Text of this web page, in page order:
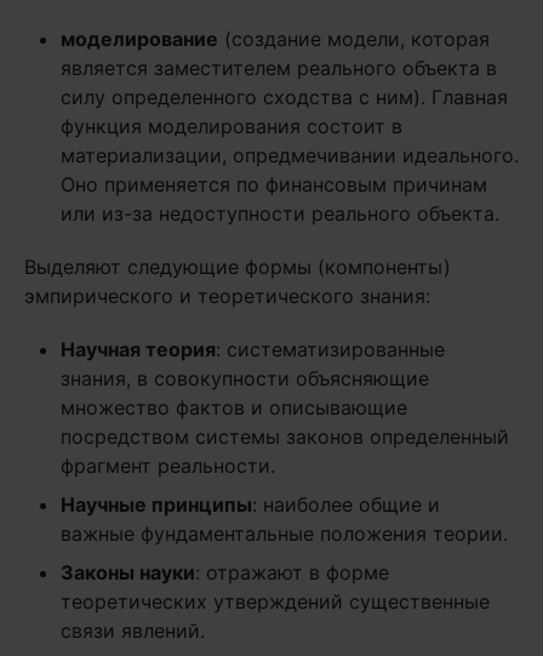
моделирование (создание модели, которая
является заместителем реального объекта в
силу определенного сходства с ним). Главная
функция моделирования состоит в
материализации, опредмечивании идеального.
Оно применяется по финансовым причинам
или из-за недоступности реального объекта.
Выделяют следующие формы (компоненты)
эмпирического и теоретического знания:
Научная теория: систематизированные
знания, в совокупности объясняющие
множество фактов и описывающие
посредством системы законов определенный
фрагмент реальности.
Научные принципы: наиболее общие и
важные фундаментальные положения теории.
Законы науки: отражают в форме
теоретических утверждений существенные
связи явлений.